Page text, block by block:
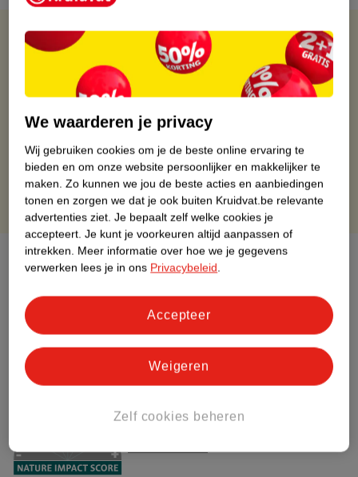
Kruidvat is altijd voordelig
Gratis ophalen in de winkel
Op werkdagen voor 22:00 uur besteld, volgende dag in huis
Gratis thuisbezorgd vanaf 50.00
Gratis retourneren binnen 30 dagen
Gratis punten met je Kruidvat kaart
Over dit product
Productinformatie
Nature Impact Score
Dit product heeft (nog) geen Nature
We waarderen je privacy
Wij gebruiken cookies om je de beste online ervaring te
bieden en om onze website persoonlijker en makkelijker te
maken. Zo kunnen we jou de beste acties en aanbiedingen
tonen en zorgen we dat je ook buiten Kruidvat.be relevante
advertenties ziet. Je bepaalt zelf welke cookies je
accepteert. Je kunt je voorkeuren altijd aanpassen of
intrekken. Meer informatie over hoe we je gegevens
verwerken lees je in ons Privacybeleid.
Zelf cookies beheren
Weigeren
Accepteer